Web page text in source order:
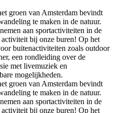
groen van Amsterdam bevindt
te maken in de natuur.
aan sportactiviteiten in de
bij onze buren! Op het
buitenactiviteiten zoals outdoor
een rondleiding over de
met livemuziek en
mogelijkheden.
groen van Amsterdam bevindt
te maken in de natuur.
aan sportactiviteiten in de
bij onze buren! Op het